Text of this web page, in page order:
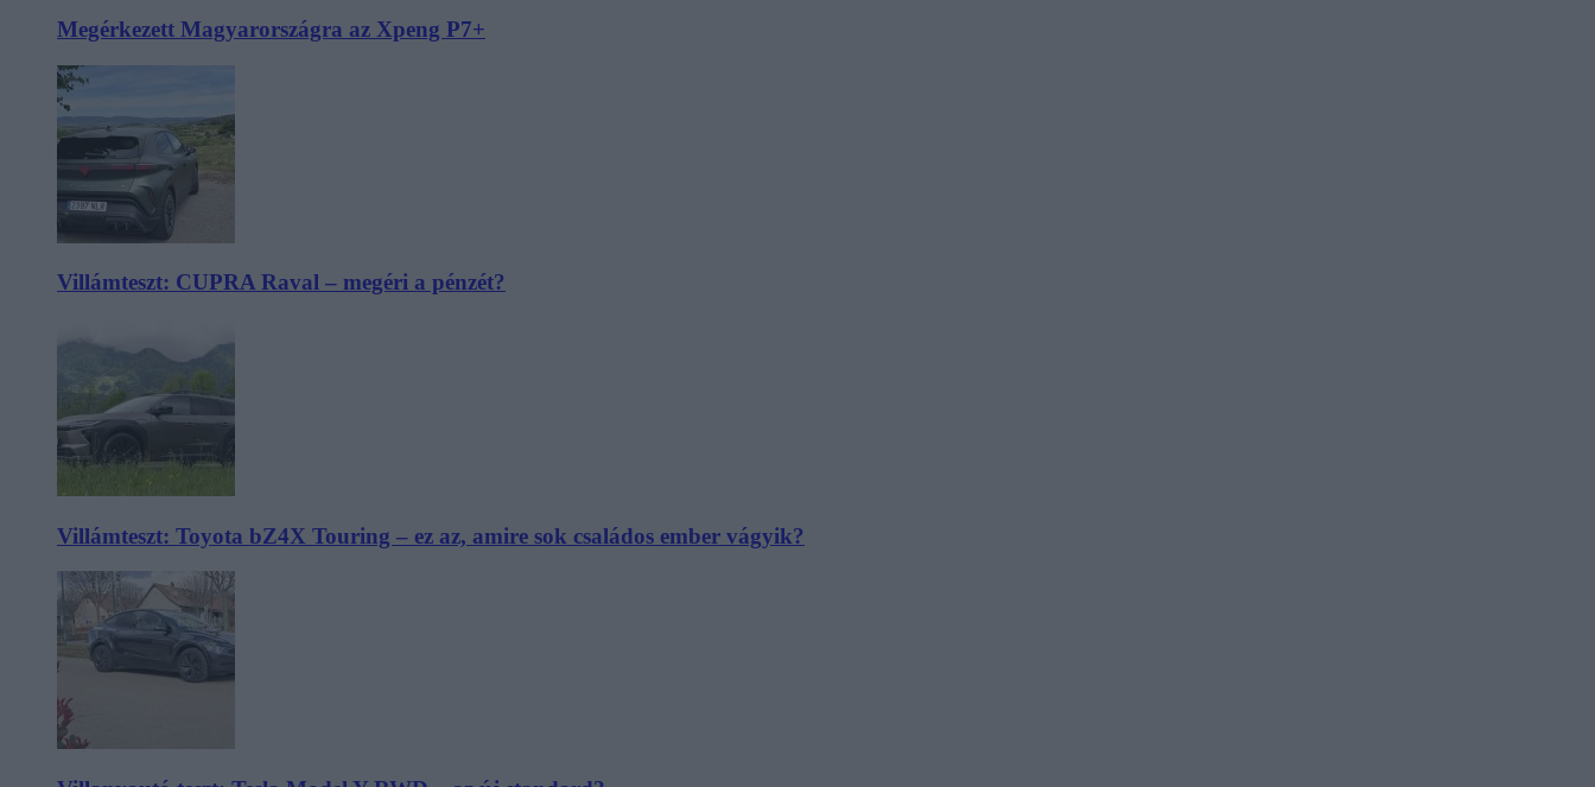
Megérkezett Magyarországra az Xpeng P7+
Villámteszt: CUPRA Raval – megéri a pénzét?
Villámteszt: Toyota bZ4X Touring – ez az, amire sok családos ember vágyik?